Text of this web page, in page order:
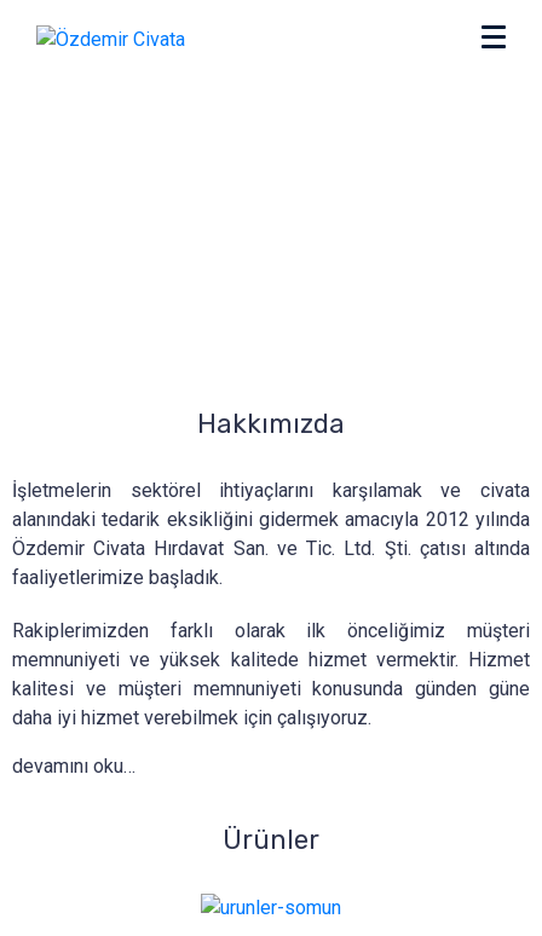
Hakkımızda
İşletmelerin sektörel ihtiyaçlarını karşılamak ve civata
alanındaki tedarik eksikliğini gidermek amacıyla 2012 yılında
Özdemir Civata Hırdavat San. ve Tic. Ltd. Şti. çatısı altında
faaliyetlerimize başladık.
Rakiplerimizden farklı olarak ilk önceliğimiz müşteri
memnuniyeti ve yüksek kalitede hizmet vermektir. Hizmet
kalitesi ve müşteri memnuniyeti konusunda günden güne
daha iyi hizmet verebilmek için çalışıyoruz.
devamını oku…
Ürünler